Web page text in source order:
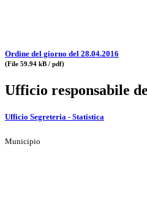
Ordine del giorno del 28.04.2016
(File 59.94 kB / pdf)
Ufficio responsabile
Ufficio Segreteria - Statistica
Municipio